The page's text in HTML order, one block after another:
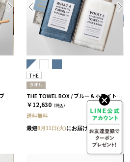
TABLE WARE BOX / HASAMI / M / ブラック［ハサミポーセリン］
THE
タオル
THE TOWEL BOX / ブルー＆ホワイト［THE］
￥12,630 （税込）
送料無料
最短8月11日(火)にお届け